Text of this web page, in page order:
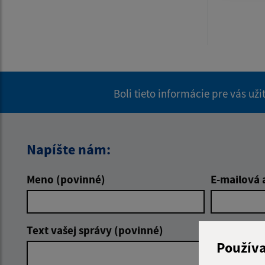
Boli tieto informácie pre vás
Napíšte nám:
Meno (povinné) E-mailová
Text vašej správy (povinné)